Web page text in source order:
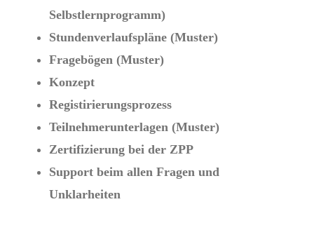
Selbstlernprogramm)
Stundenverlaufspläne (Muster)
Fragebögen (Muster)
Konzept
Registirierungsprozess
Teilnehmerunterlagen (Muster)
Zertifizierung bei der ZPP
Support beim allen Fragen und
Unklarheiten